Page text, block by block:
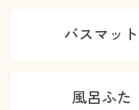
バスマット
風呂ふた